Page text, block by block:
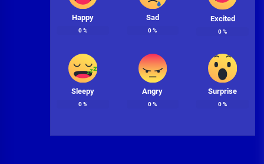
Happy
0%
Sad
0%
Excited
0%
Sleepy
0%
Angry
0%
Surprise
0%